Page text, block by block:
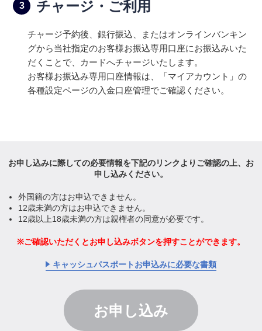
3 チャージ・ご利用
チャージ予約後、銀行振込、またはオンラインバンキン
グから当社指定のお客様お振込専用口座にお振込みいた
だくことで、カードへチャージいたします。
お客様お振込み専用口座情報は、「マイアカウント」の
各種設定ページの入金口座管理でご確認ください。
お申し込みに際しての必要情報を下記のリンクより ご確認の上、お
申し込みください。
外国籍の方はお申込できません。
12歳未満の方はお申込できません。
12歳以上18歳未満の方は親権者の同意が必要です。
ご確認いただくとお申し込みボタンを押すことができます。
キャッシュパスポートお申込みに必要な書類
お申し込み